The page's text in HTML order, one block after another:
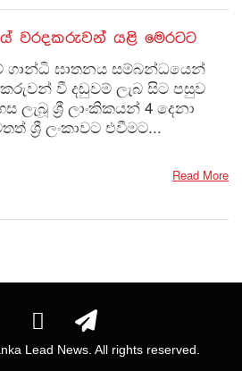
වරදකරුවන් යළි මෙරටට
ගාන්ධි ඝාතනය සම්බන්ධයෙන්
වී දඬුවම් ලැබ සිට පසුව
ලැබූ ශ්‍රී ලාංකිකයන් 4 දෙනා
ශ්‍රී ලංකාවට එවීමට...
Read More
Lead News. All rights reserved.